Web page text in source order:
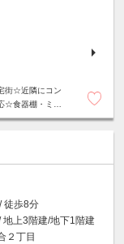
街☆近隣にコン
☆食器棚・ミニ
/ 徒歩8分
上3階建/地下1階建
２丁目